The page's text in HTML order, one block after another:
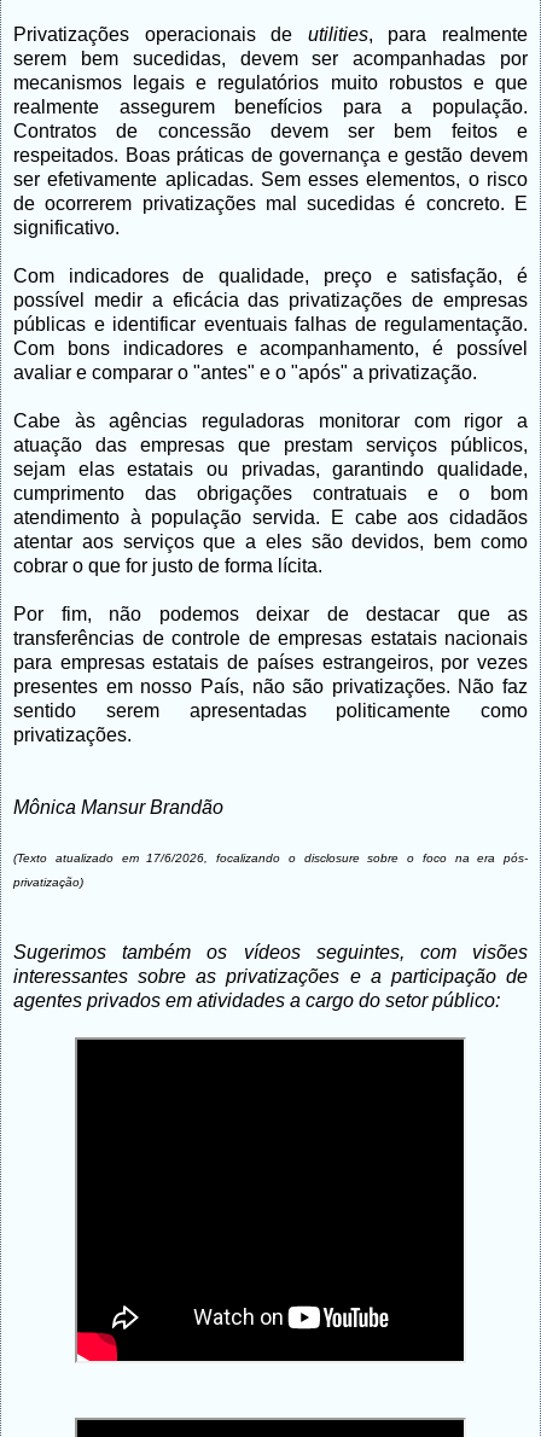
Privatizações operacionais de utilities, para realmente
serem bem sucedidas, devem ser acompanhadas por
mecanismos legais e regulatórios muito robustos e que
realmente assegurem benefícios para a população.
Contratos de concessão devem ser bem feitos e
respeitados. Boas práticas de governança e gestão devem
ser efetivamente aplicadas. Sem esses elementos, o risco
de ocorrerem privatizações mal sucedidas é concreto. E
significativo.
Com indicadores de qualidade, preço e satisfação, é
possível medir a eficácia das privatizações de empresas
públicas e identificar eventuais falhas de regulamentação.
Com bons indicadores e acompanhamento, é possível
avaliar e comparar o "antes" e o "após" a privatização.
Cabe às agências reguladoras monitorar com rigor a
atuação das empresas que prestam serviços públicos,
sejam elas estatais ou privadas, garantindo qualidade,
cumprimento das obrigações contratuais e o bom
atendimento à população servida. E cabe aos cidadãos
atentar aos serviços que a eles são devidos, bem como
cobrar o que for justo de forma lícita.
Por fim, não podemos deixar de destacar que as
transferências de controle de empresas estatais nacionais
para empresas estatais de países estrangeiros, por vezes
presentes em nosso País, não são privatizações. Não faz
sentido serem apresentadas politicamente como
privatizações.
Mônica Mansur Brandão
(Texto atualizado em 17/6/2026, focalizando o disclosure sobre o foco na era pós-
privatização)
Sugerimos também os vídeos seguintes, com visões
interessantes sobre as privatizações e a participação de
agentes privados em atividades a cargo do setor público: